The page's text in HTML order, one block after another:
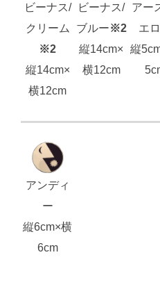
ビーナス/
クリーム
※2
縦14cm×
横12cm
ビーナス/
ブルー※2
縦14cm×
横12cm
アー
エ
縦
アンディ
ー
縦6cm×横
6cm